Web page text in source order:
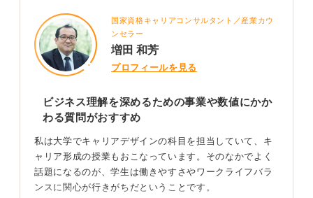
国家資格キャリアコンサルタント／産業カウ
ンセラー
増田 和芳
プロフィールを見る
ビジネス理解を深めるための事業や数値にかか
わる質問がおすすめ
私は大学でキャリアデザインの科目を担当していて、キ
ャリア形成の授業もおこなっています。そのなかでよく
話題になるのが、学生は働きやすさやワークライフバラ
ンスに関心が行きがちだということです。